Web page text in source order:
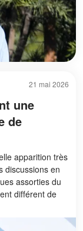
21 mai 2026
une
de
apparition très
discussions en
assorties du
différent de